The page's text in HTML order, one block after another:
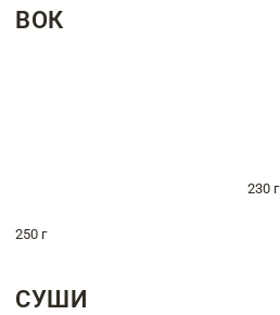
ВОК
230 г
250 г
СУШИ